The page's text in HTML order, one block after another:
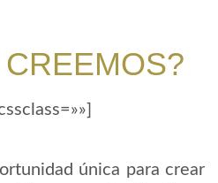
única para crear